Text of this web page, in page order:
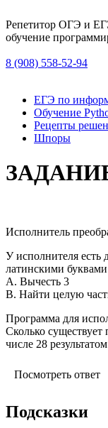
Репетитор ОГЭ и
обучение
8 (908) 558-52-94
ЕГЭ по
Обучение
Рецепты
Шпоры
Исполнитель
У исполнителя есть
латинскими
A. Вычесть 3
B. Найти целую
Программа для
Сколько
числе 28
Посмотреть ответ
Подсказки